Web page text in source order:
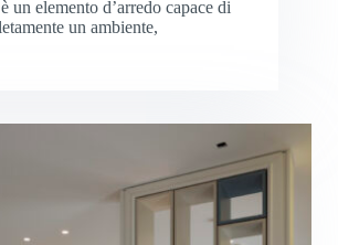
un elemento d’arredo capace di
un ambiente,